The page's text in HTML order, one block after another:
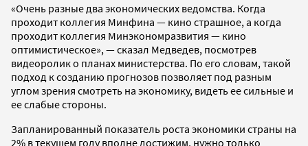
«Очень разные два экономических ведомства. Когда
проходит коллегия Минфина — кино страшное, а когда
проходит коллегия Минэкономразвития — кино
оптимистическое», — сказал Медведев, посмотрев
видеоролик о планах министерства. По его словам, такой
подход к созданию прогнозов позволяет под разным
углом зрения смотреть на экономику, видеть ее сильные и
ее слабые стороны.
Запланированный показатель роста экономики страны на
2% в текущем году вполне достижим, нужно только